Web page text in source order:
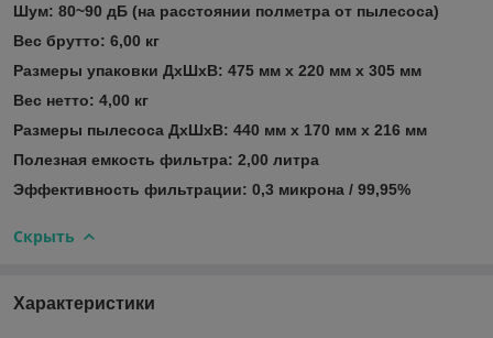
Шум: 80~90 дБ (на расстоянии полметра от пылесоса)
Вес брутто: 6,00 кг
Размеры упаковки ДхШхВ: 475 мм х 220 мм х 305 мм
Вес нетто: 4,00 кг
Размеры пылесоса ДхШхВ: 440 мм х 170 мм х 216 мм
Полезная емкость фильтра: 2,00 литра
Эффективность фильтрации: 0,3 микрона / 99,95%
Скрыть
Характеристики